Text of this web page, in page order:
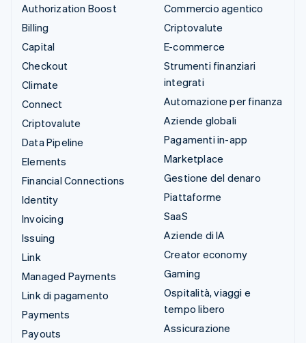
Authorization Boost
Billing
Capital
Checkout
Climate
Connect
Criptovalute
Data Pipeline
Elements
Financial Connections
Identity
Invoicing
Issuing
Link
Managed Payments
Link di pagamento
Payments
Payouts
Commercio agentico
Criptovalute
E-commerce
Strumenti finanziari
integrati
Automazione per finanza
Aziende globali
Pagamenti in-app
Marketplace
Gestione del denaro
Piattaforme
SaaS
Aziende di IA
Creator economy
Gaming
Ospitalità, viaggi e
tempo libero
Assicurazione